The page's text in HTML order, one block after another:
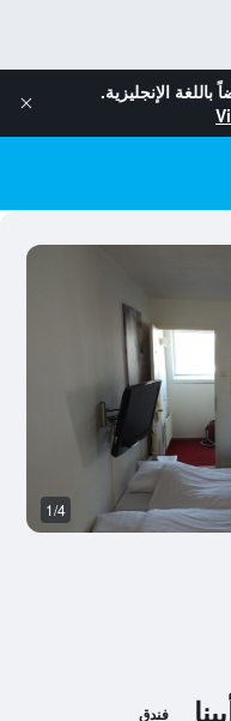
باللغة الإنجليزية.
فندق
1/4